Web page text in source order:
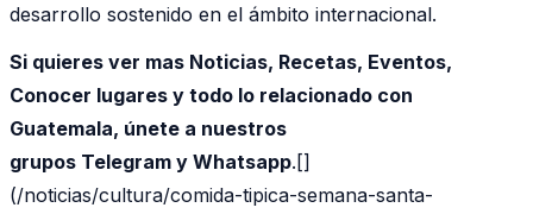
desarrollo sostenido en el ámbito internacional.
Si quieres ver mas Noticias, Recetas, Eventos,
Conocer lugares y todo lo relacionado con
Guatemala, únete a nuestros
grupos Telegram y Whatsapp.[]
(/noticias/cultura/comida-tipica-semana-santa-